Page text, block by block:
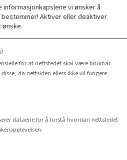
Kjøp
vi ønsker å
Aktiver eller deaktiver
for at nettstedet skal være brukbar.
da nettsiden ellers ikke vil fungere
dataene for å forstå hvordan nettstedet